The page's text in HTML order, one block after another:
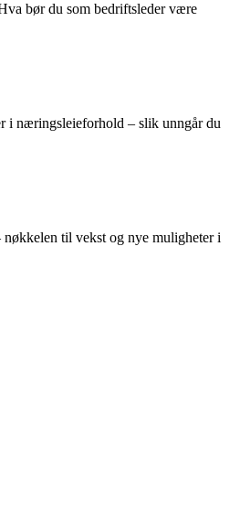
bør du som bedriftsleder være
i næringsleieforhold – slik unngår du
til vekst og nye muligheter i